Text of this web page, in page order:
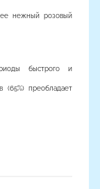
нежный розовый
быстрого и
(65%) преобладает